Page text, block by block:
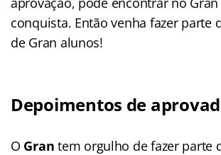
conquista. Então venha fazer parte
de Gran alunos!
Depoimentos de
O Gran tem orgulho de fazer parte